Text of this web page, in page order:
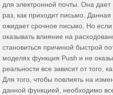
для электронной почты. Она
раз, как приходит письмо.
ожидает срочное письмо. Но
оказывать влияние на
становиться причиной быстрой
моделях функция Push и не
реальности все зависит от того,
Для того, чтобы повлиять на
данной функцией, необходимо